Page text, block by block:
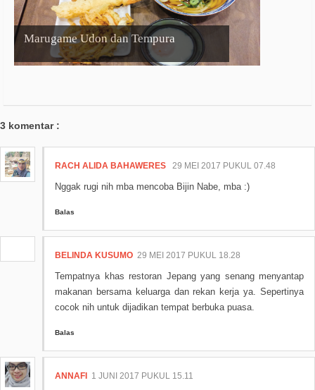
Marugame Udon dan Tempura
3 komentar :
RACH ALIDA BAHAWERES 29 MEI 2017 PUKUL 07.48
Nggak rugi nih mba mencoba Bijin Nabe, mba :)
Balas
BELINDA KUSUMO 29 MEI 2017 PUKUL 18.28
Tempatnya khas restoran Jepang yang senang menyantap
makanan bersama keluarga dan rekan kerja ya. Sepertinya
cocok nih untuk dijadikan tempat berbuka puasa.
Balas
ANNAFI 1 JUNI 2017 PUKUL 15.11